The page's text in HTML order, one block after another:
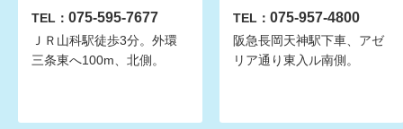
TEL： 075-595-7677
ＪＲ山科駅徒歩3分。外環
三条東へ100m、北側。
TEL： 075-957-4800
阪急長岡天神駅下車、アゼ
リア通り東入ル南側。